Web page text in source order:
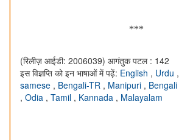
***
(रिलीज़ आईडी: 2006039) आगंतुक पटल : 142
इस विज्ञप्ति को इन भाषाओं में पढ़ें: English , Urdu ,
samese , Bengali-TR , Manipuri , Bengali
, Odia , Tamil , Kannada , Malayalam